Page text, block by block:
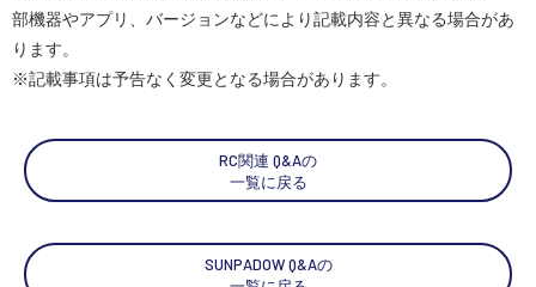
部機器やアプリ、バージョンなどにより記載内容と異なる場合があ
ります。
※記載事項は予告なく変更となる場合があります。
RC関連 Q&Aの
一覧に戻る
SUNPADOW Q&Aの